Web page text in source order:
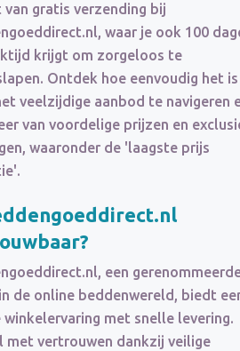
van gratis verzending bij
waar je ook 100
krijgt om zorgeloos te
Ontdek hoe eenvoudig het
veelzijdige aanbod te navigeren
van voordelige prijzen en
waaronder de 'laagste prijs
een
de online beddenwereld, biedt
winkelervaring met snelle levering.
met vertrouwen dankzij veilige